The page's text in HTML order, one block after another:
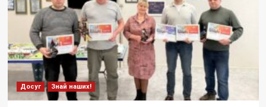
Досуг Знай наших!